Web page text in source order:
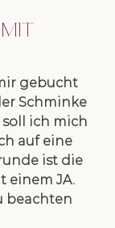
gebucht
Schminke
ich mich
auf eine
ist die
einem JA.
beachten